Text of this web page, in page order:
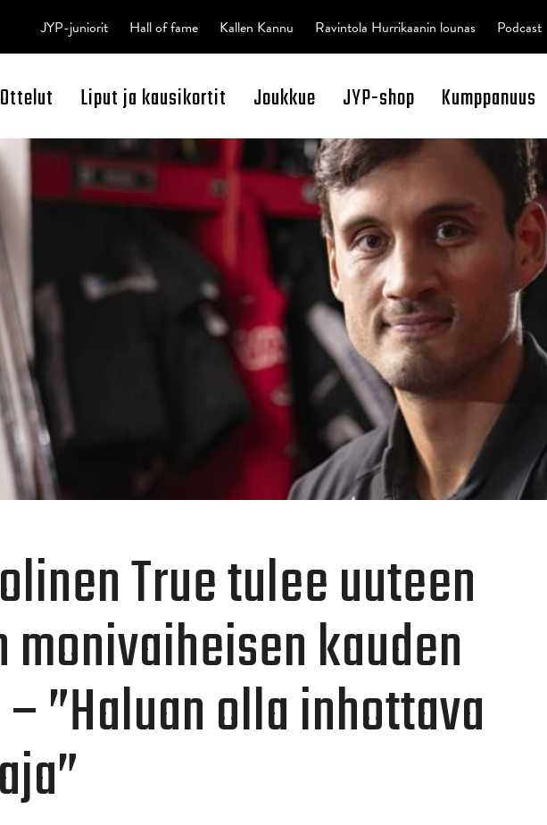
Open Search
Ottelut Liput ja kausikortit Joukkue JYP-shop Kumppanuus
JYP-juniorit Hall of fame Kallen Kannu Ravintola Hurrikaanin lounas Podcast
True tulee uuteen
monivaiheisen kauden
”Haluan olla inhottava